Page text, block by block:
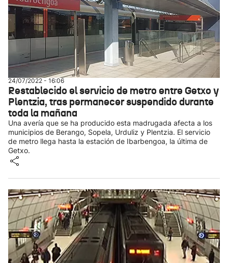
24/07/2022 - 16:06
Restablecido el servicio de metro entre Getxo y
Plentzia, tras permanecer suspendido durante
toda la mañana
Una avería que se ha producido esta madrugada afecta a los
municipios de Berango, Sopela, Urduliz y Plentzia. El servicio
de metro llega hasta la estación de Ibarbengoa, la última de
Getxo.